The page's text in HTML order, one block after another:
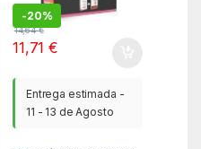
-20%
14,64€
11,71€
Entrega estimada -
11 - 13 de Agosto